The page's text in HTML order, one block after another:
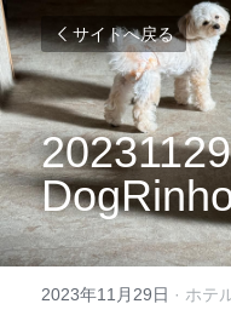
サイトへ戻る
2023年11月29日 · ホテ